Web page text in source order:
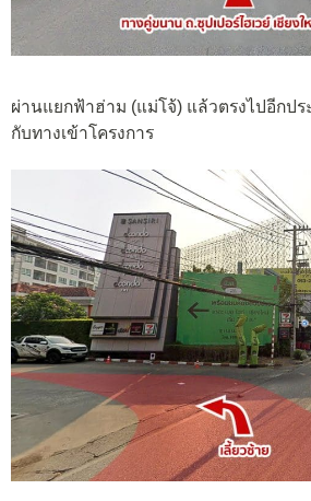
ผ่านแยกฟ้าฮ่าม (แม่โจ้) แล้วตรงไปอีกปร
กับทางเข้าโครงการ